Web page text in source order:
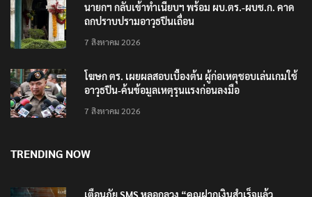
นายกฯ กลับเข้าทำเนียบฯ พร้อม ผบ.ตร.-ผบช.ก. คาด
ถกปราบปรามอาวุธปืนเถื่อน
7 สิงหาคม 2026
โฆษก ตร. เผยผลสอบเบื้องต้น ผู้ก่อเหตุชอบเล่นเกมใช้
อาวุธปืน-ค้นข้อมูลเหตุรุนแรงก่อนลงมือ
7 สิงหาคม 2026
TRENDING NOW